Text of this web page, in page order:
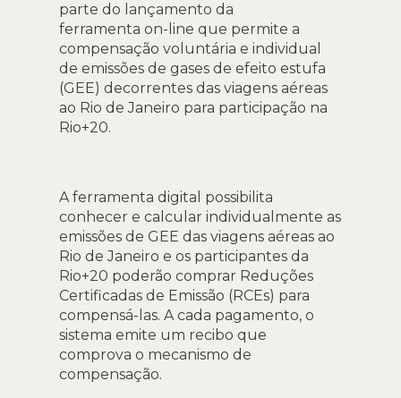
parte do lançamento da
ferramenta on-line que permite a
compensação voluntária e individual
de emissões de gases de efeito estufa
(GEE) decorrentes das viagens aéreas
ao Rio de Janeiro para participação na
Rio+20.
A ferramenta digital possibilita
conhecer e calcular individualmente as
emissões de GEE das viagens aéreas ao
Rio de Janeiro e os participantes da
Rio+20 poderão comprar Reduções
Certificadas de Emissão (RCEs) para
compensá-las. A cada pagamento, o
sistema emite um recibo que
comprova o mecanismo de
compensação.